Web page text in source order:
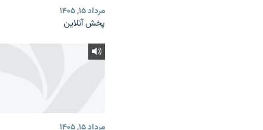
مرداد ۱۵, ۱۴۰۵
پخش آنلاین
مرداد ۱۵, ۱۴۰۵